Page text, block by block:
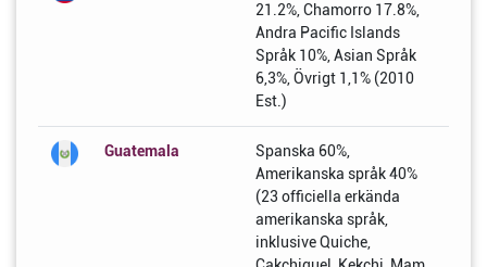
21.2%, Chamorro 17.8%,
Andra Pacific Islands
Språk 10%, Asian Språk
6,3%, Övrigt 1,1% (2010
Est.)
Guatemala
Spanska 60%,
Amerikanska språk 40%
(23 officiella erkända
amerikanska språk,
inklusive Quiche,